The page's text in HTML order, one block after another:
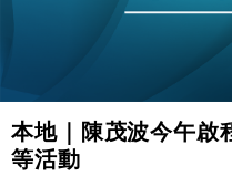
財經｜日本春季三
國際｜特朗普料美
張
15:59
財經｜SA售股自
司
本地｜陳茂波今午啟
等活動